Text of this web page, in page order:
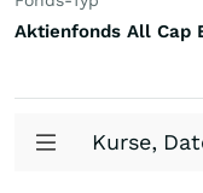
Kurse,